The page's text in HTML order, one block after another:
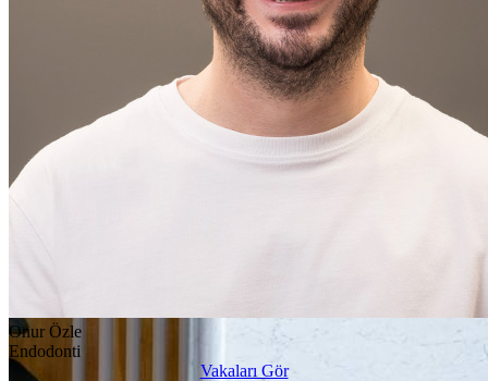
Onur Özle
Endodonti
Vakaları Gör